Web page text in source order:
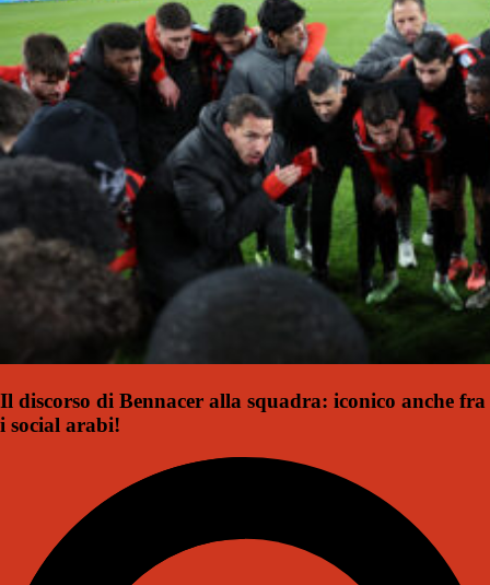
Il discorso di Bennacer alla squadra: iconico anche fra
i social arabi!